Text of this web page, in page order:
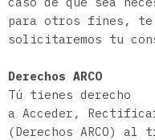
para otros fines,
solicitaremos tu
Derechos ARCO
Tú tienes derecho
a Acceder,
(Derechos ARCO)